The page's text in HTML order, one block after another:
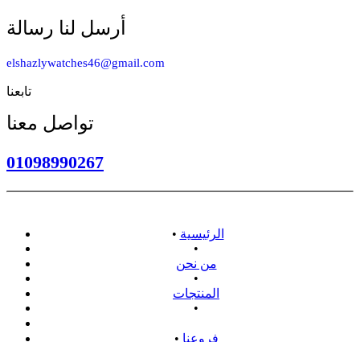
أرسل لنا رسالة
elshazlywatches46@gmail.com
تابعنا
تواصل معنا
01098990267
• الرئيسية
•
من نحن
•
المنتجات
•
• فروعنا